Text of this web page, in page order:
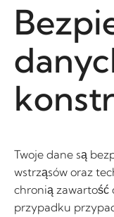
Twoje dane są
wstrząsów oraz
chronią zawartość
przypadku